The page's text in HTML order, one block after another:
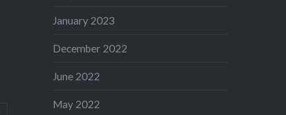
January 2023
December 2022
June 2022
May 2022